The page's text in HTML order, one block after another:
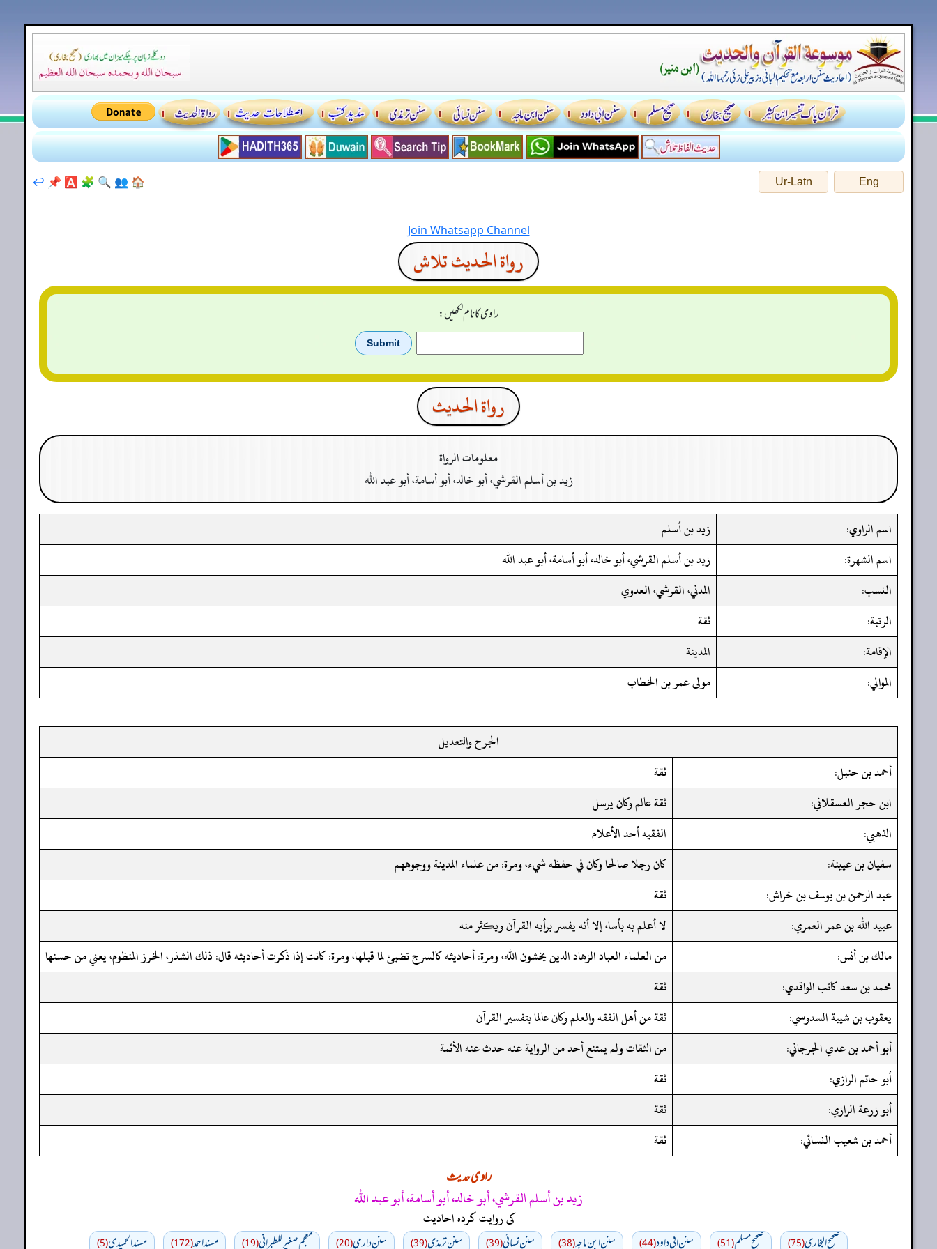
Eng
Ur-Latn
🏠
👥
🔍
🧩
🅰️
📌
↩️
Join Whatsapp Channel
رواة الحديث تلاش
راوی کا نام لکھیں:
رواة الحدیث
معلومات الرواة
زيد بن أسلم القرشي، أبو خالد، أبو أسامة، أبو عبد الله
اسم الراوي:
زيد بن أسلم
اسم الشهرة:
زيد بن أسلم القرشي، أبو خالد، أبو أسامة، أبو عبد الله
النسب:
المدني، القرشي، العدوي
الرتبة:
ثقة
الإقامة:
المدينة
الموالي:
مولى عمر بن الخطاب
الجرح والتعديل
أحمد بن حنبل:
ثقة
ابن حجر العسقلاني:
ثقة عالم وكان يرسل
الذهبي:
الفقيه أحد الأعلام
سفيان بن عيينة:
كان رجلا صالحا وكان في حفظه شيء، ومرة: من علماء المدينة ووجوههم
عبد الرحمن بن يوسف بن خراش:
ثقة
عبيد الله بن عمر العمري:
لا أعلم به بأسا، إلا أنه يفسر برأيه القرآن ويكثر منه
مالك بن أنس:
من العلماء العباد الزهاد الدين يخشون الله، ومرة: أحاديثه كالسرج تضيئ لما قبلها، ومرة: كانت إذا ذكرت أحاديثه قال: ذلك الشذر، الخرز المنظوم، يعني من حسنها
محمد بن سعد كاتب الواقدي:
ثقة
يعقوب بن شيبة السدوسي:
ثقة من أهل الفقه والعلم وكان عالما بتفسير القرآن
أبو أحمد بن عدي الجرجاني:
من الثقات ولم يمتنع أحد من الرواية عنه حدث عنه الأئمة
أبو حاتم الرازي:
ثقة
أبو زرعة الرازي:
ثقة
أحمد بن شعيب النسائي:
ثقة
راوی حدیث
زيد بن أسلم القرشي، أبو خالد، أبو أسامة، أبو عبد الله
کی روایت کردہ احادیث
صحيح البخاري(75) صحيح مسلم(51) سنن ابي داود(44) سنن ابن ماجه(38) سنن نسائي(39) سنن ترمذي(39) سنن دارمي(20) معجم صغير للطبراني(19) مسند احمد(172) مسند الحميدي(5)